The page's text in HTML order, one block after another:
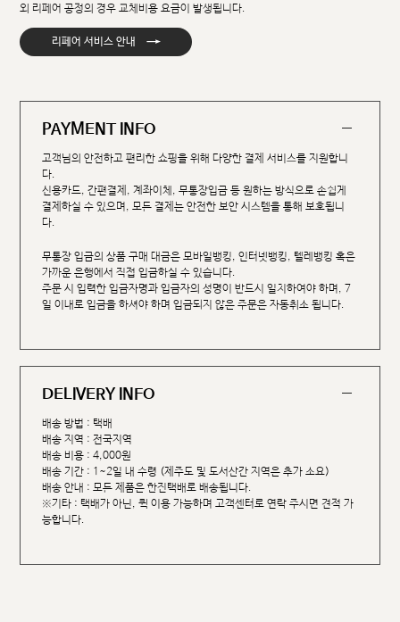
외 리페어 공정의 경우 교체비용 요금이 발생됩니다.
리페어 서비스 안내 →
PAYMENT INFO
고객님의 안전하고 편리한 쇼핑을 위해 다양한 결제 서비스를 지원합니
다.
신용카드, 간편결제, 계좌이체, 무통장입금 등 원하는 방식으로 손쉽게
결제하실 수 있으며, 모든 결제는 안전한 보안 시스템을 통해 보호됩니
다.
무통장 입금의 상품 구매 대금은 모바일뱅킹, 인터넷뱅킹, 텔레뱅킹 혹은
가까운 은행에서 직접 입금하실 수 있습니다.
주문 시 입력한 입금자명과 입금자의 성명이 반드시 일치하여야 하며, 7
일 이내로 입금을 하셔야 하며 입금되지 않은 주문은 자동취소 됩니다.
DELIVERY INFO
배송 방법 : 택배
배송 지역 : 전국지역
배송 비용 : 4,000원
배송 기간 : 1~2일 내 수령 (제주도 및 도서산간 지역은 추가 소요)
배송 안내 : 모든 제품은 한진택배로 배송됩니다.
※기타 : 택배가 아닌, 퀵 이용 가능하며 고객센터로 연락 주시면 견적 가
능합니다.